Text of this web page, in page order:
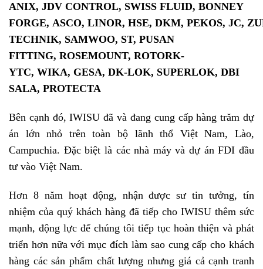
ANIX, JDV CONTROL, SWISS FLUID, BONNEY
FORGE, ASCO, LINOR, HSE, DKM, PEKOS, JC,
TECHNIK, SAMWOO, ST, PUSAN
FITTING, ROSEMOUNT, ROTORK-
YTC, WIKA, GESA, DK-LOK, SUPERLOK, DBI
SALA, PROTECTA
Bên cạnh đó, IWISU đã và đang cung cấp hàng trăm dự
án lớn nhỏ trên toàn bộ lãnh thổ Việt Nam, Lào,
Campuchia. Đặc biệt là các nhà máy và dự án FDI đầu
tư vào Việt Nam.
Hơn 8 năm hoạt động, nhận được sư tin tưởng, tín
nhiệm của quý khách hàng đã tiếp cho IWISU thêm sức
mạnh, động lực để chúng tôi tiếp tục hoàn thiện và phát
triển hơn nữa với mục đích làm sao cung cấp cho khách
hàng các sản phẩm chất lượng nhưng giá cả cạnh tranh